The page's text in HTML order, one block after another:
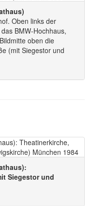
Oben links der
BMW-Hochhaus,
oben die
(mit Siegestor und
Siegestor und